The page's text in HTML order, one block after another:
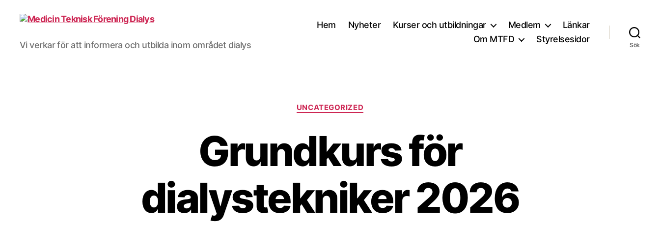
Medicin
Teknisk
Vi verkar för att informera och utbilda inom området dialys
Hem Nyheter Kurser och utbildningar Medlem
Länkar
Om MTFD
Styrelsesidor
Sök
Kategorier
UNCATEGORIZED
Grundkurs för
dialystekniker 2026